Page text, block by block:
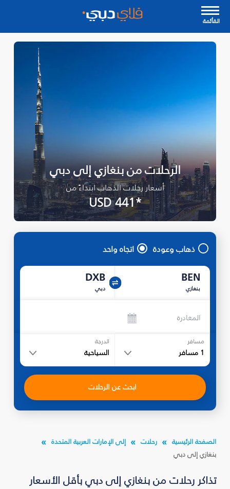
القأئمة
الرحلات من بنغازي إلى دبي
أسعار رحلات الذهاب ابتداءً من
*USD 441
ذهاب وعودة اتجاه واحد
BEN
بنغازي
DXB
دبي
المغادرة
مسافر
1 مسافر
الدرجة
السياحية
ابحث عن الرحلات
الصفحة الرئيسية رحلات
إلى الإمارات العربية المتحدة
بنغازي إلى دبي
تذاكر رحلات من بنغازي إلى دبي بأقل الأسعار